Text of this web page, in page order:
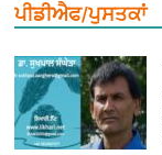
ਪੀਡੀਐਫ/ਪੁਸਤਕਾਂ